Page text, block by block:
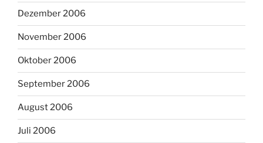
Dezember 2006
November 2006
Oktober 2006
September 2006
August 2006
Juli 2006